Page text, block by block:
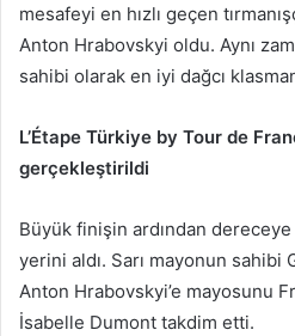
mesafeyi en hızlı geçen
Anton Hrabovskyi oldu. Aynı
sahibi olarak en iyi dağcı
L’Étape Türkiye by Tour de
gerçekleştirildi
Büyük finişin ardından
yerini aldı. Sarı mayonun sahibi
Anton Hrabovskyi’e mayosunu
İsabelle Dumont takdim etti.